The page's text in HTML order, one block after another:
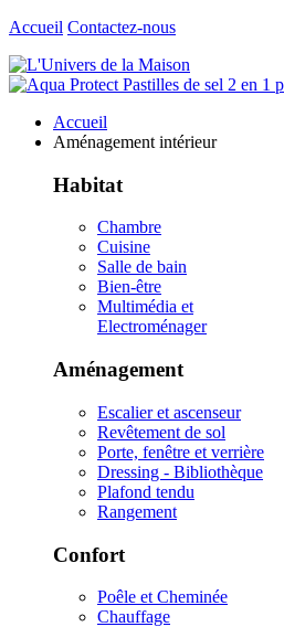
Accueil Contactez-nous
Accueil
Aménagement intérieur
Habitat
Chambre
Cuisine
Salle de bain
Bien-être
Multimédia et
Electroménager
Aménagement
Escalier et ascenseur
Revêtement de sol
Porte, fenêtre et verrière
Dressing - Bibliothèque
Plafond tendu
Rangement
Confort
Poêle et Cheminée
Chauffage